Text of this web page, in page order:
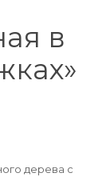
в
дерева с